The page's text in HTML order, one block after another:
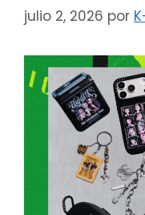
julio 2, 2026 por